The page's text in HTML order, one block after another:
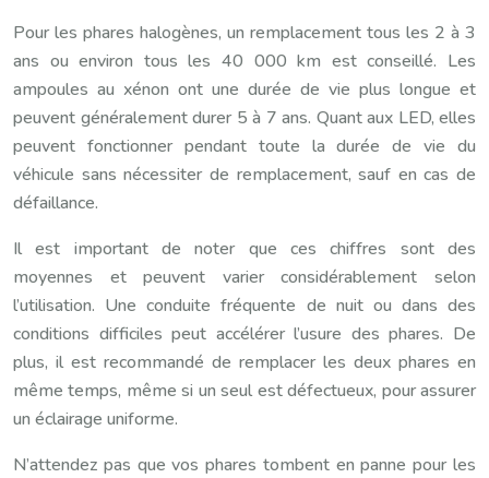
Pour les phares halogènes, un remplacement tous les 2 à 3
ans ou environ tous les 40 000 km est conseillé. Les
ampoules au xénon ont une durée de vie plus longue et
peuvent généralement durer 5 à 7 ans. Quant aux LED, elles
peuvent fonctionner pendant toute la durée de vie du
véhicule sans nécessiter de remplacement, sauf en cas de
défaillance.
Il est important de noter que ces chiffres sont des
moyennes et peuvent varier considérablement selon
l’utilisation. Une conduite fréquente de nuit ou dans des
conditions difficiles peut accélérer l’usure des phares. De
plus, il est recommandé de remplacer les deux phares en
même temps, même si un seul est défectueux, pour assurer
un éclairage uniforme.
N’attendez pas que vos phares tombent en panne pour les